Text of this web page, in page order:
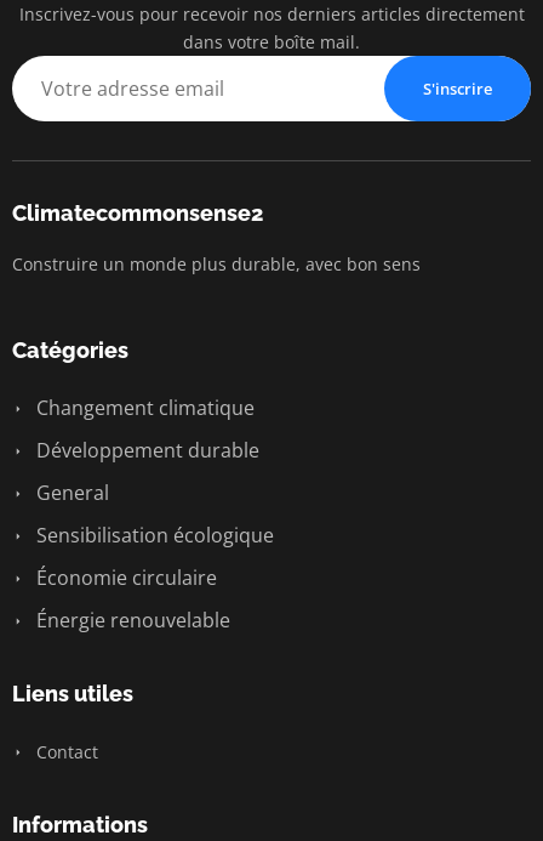
Inscrivez-vous pour recevoir nos derniers articles directement
dans votre boîte mail.
S'inscrire
Climatecommonsense2
Construire un monde plus durable, avec bon sens
Catégories
Changement climatique
Développement durable
General
Sensibilisation écologique
Économie circulaire
Énergie renouvelable
Liens utiles
Contact
Informations